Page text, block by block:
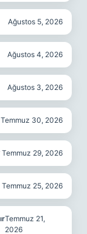
Ağustos 5, 2026
Ağustos 4, 2026
Ağustos 3, 2026
Temmuz 30, 2026
Temmuz 29, 2026
Temmuz 25, 2026
Temmuz 21,
2026